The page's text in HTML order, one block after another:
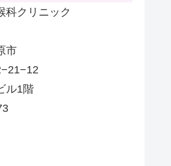
科クリニック
市
ル1階